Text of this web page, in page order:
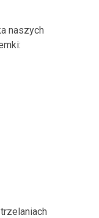
naszych